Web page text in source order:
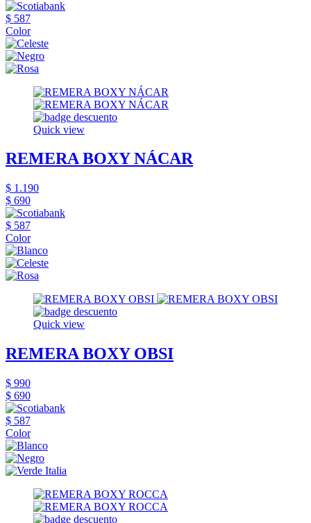
$ 587
Color
Quick view
REMERA BOXY NÁCAR
$ 1.190
$ 690
$ 587
Color
Quick view
REMERA BOXY OBSI
$ 990
$ 690
$ 587
Color